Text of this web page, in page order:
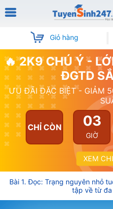
Giỏ hàng
🔥 2K9 CHÚ Ý -
ĐGTD
ƯU ĐÃI ĐẶC BIỆT - GIẢM
CHỈ CÒN 03
GIỜ
XEM
Bài 1. Đọc: Trạng nguyên nhỏ
tập về từ đa